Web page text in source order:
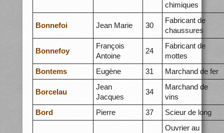
chimiques
Bonnefoi Jean Marie 30
Fabricant de
chaussures
Bonnefoy
François
Antoine
24
Fabricant de
mottes
Bontems
Eugène 31 Marchand de fer
Borcelau
Jean
Jacques
34
Marchand de
vins
Bord
Pierre 37 Scieur de long
Ouvrier au